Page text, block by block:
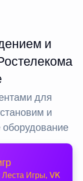
и
для
и
Игры, VK